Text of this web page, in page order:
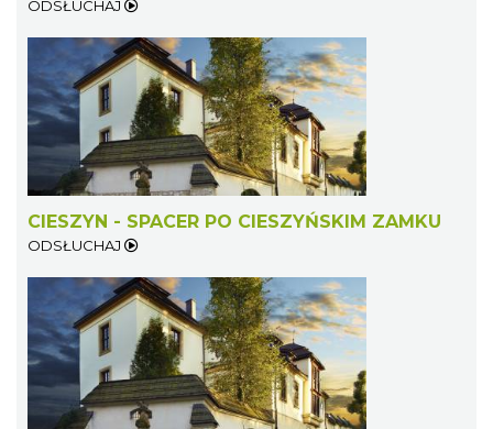
ODSŁUCHAJ
CIESZYN - SPACER PO CIESZYŃSKIM ZAMKU
ODSŁUCHAJ